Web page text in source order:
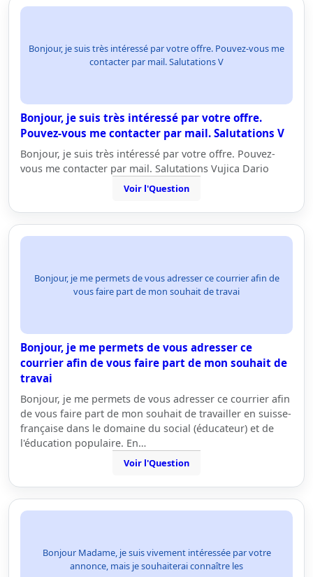
Bonjour, je suis très intéressé par votre offre. Pouvez-vous me
contacter par mail. Salutations V
Bonjour, je suis très intéressé par votre offre.
Pouvez-vous me contacter par mail. Salutations V
Bonjour, je suis très intéressé par votre offre. Pouvez-
vous me contacter par mail. Salutations Vujica Dario
Voir l'Question
Bonjour, je me permets de vous adresser ce courrier afin de
vous faire part de mon souhait de travai
Bonjour, je me permets de vous adresser ce
courrier afin de vous faire part de mon souhait de
travai
Bonjour, je me permets de vous adresser ce courrier afin
de vous faire part de mon souhait de travailler en suisse-
française dans le domaine du social (éducateur) et de
l'éducation populaire. En…
Voir l'Question
Bonjour Madame, je suis vivement intéressée par votre
annonce, mais je souhaiterai connaître les